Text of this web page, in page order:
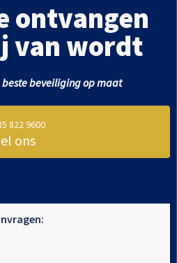
ontvangen
van wordt
beste beveiliging op maat
822 9600
ons